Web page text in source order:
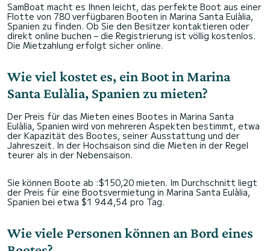
SamBoat macht es Ihnen leicht, das perfekte Boot aus einer
Flotte von 780 verfügbaren Booten in Marina Santa Eulàlia,
Spanien zu finden. Ob Sie den Besitzer kontaktieren oder
direkt online buchen – die Registrierung ist völlig kostenlos.
Die Mietzahlung erfolgt sicher online.
Wie viel kostet es, ein Boot in Marina
Santa Eulàlia, Spanien zu mieten?
Der Preis für das Mieten eines Bootes in Marina Santa
Eulàlia, Spanien wird von mehreren Aspekten bestimmt, etwa
der Kapazität des Bootes, seiner Ausstattung und der
Jahreszeit. In der Hochsaison sind die Mieten in der Regel
teurer als in der Nebensaison.
Sie können Boote ab :$150,20 mieten. Im Durchschnitt liegt
der Preis für eine Bootsvermietung in Marina Santa Eulàlia,
Spanien bei etwa $1 944,54 pro Tag.
Wie viele Personen können an Bord eines